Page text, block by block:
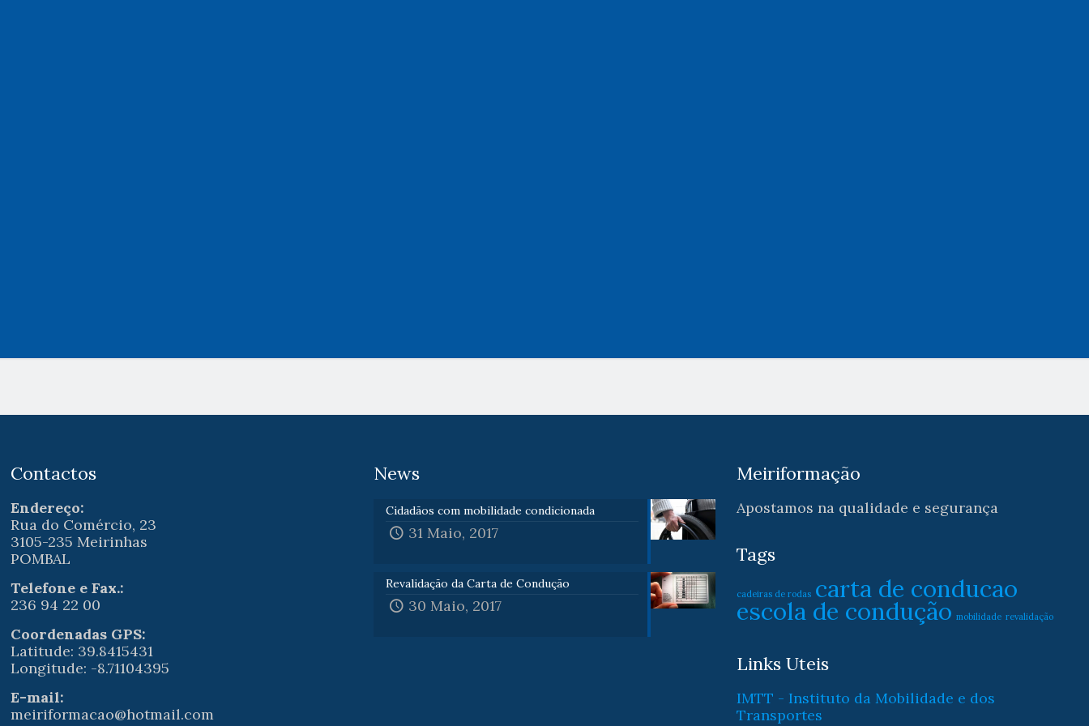
Contactos
Endereço:
Rua do Comércio, 23
3105-235 Meirinhas
POMBAL
Telefone e Fax.:
236 94 22 00
Coordenadas GPS:
Latitude: 39.8415431
Longitude: -8.71104395
E-mail:
meiriformacao@hotmail.com
News
Cidadãos com mobilidade condicionada
31 Maio, 2017
Revalidação da Carta de Condução
30 Maio, 2017
Meiriformação
Apostamos na qualidade e segurança
Tags
cadeiras de rodas carta de conducao
escola de condução mobilidade revalidação
Links Uteis
IMTT - Instituto da Mobilidade e dos
Transportes